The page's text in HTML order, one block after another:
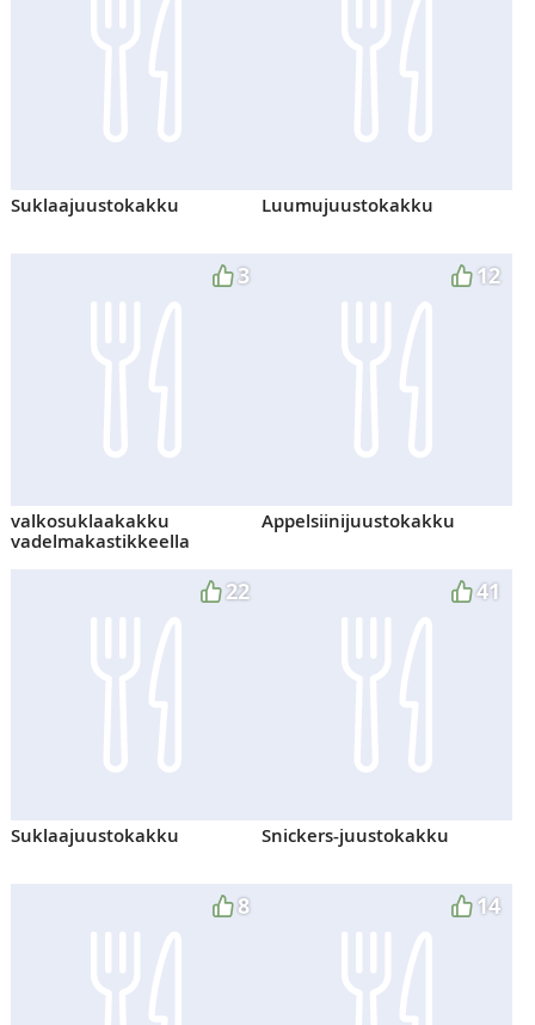
Suklaajuustokakku Luumujuustokakku
3
valkosuklaakakku
vadelmakastikkeella
12
Appelsiinijuustokakku
22
Suklaajuustokakku
41
Snickers-juustokakku
8 14